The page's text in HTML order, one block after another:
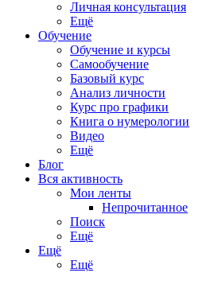
Личная консультация
Ещё
Обучение
Обучение и курсы
Самообучение
Базовый курс
Анализ личности
Курс про графики
Книга о нумерологии
Видео
Ещё
Блог
Вся активность
Мои ленты
Непрочитанное
Поиск
Ещё
Ещё
Ещё